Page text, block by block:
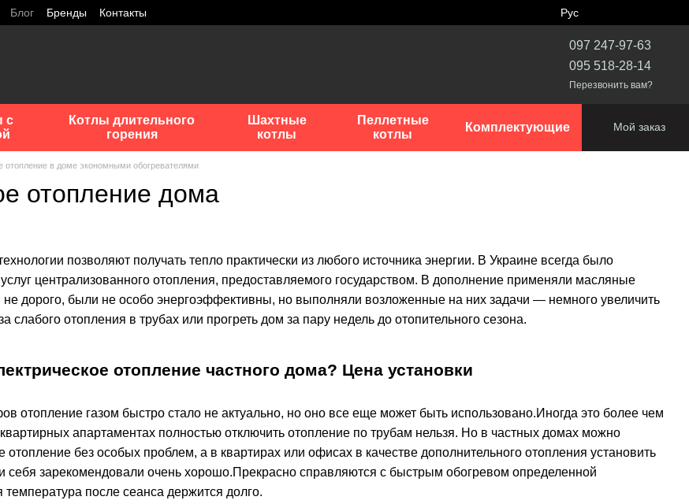
Блог Бренды Контакты Рус
097 247-97-63
095 518-28-14
Перезвонить вам?
с
Котлы длительного
горения
Шахтные
котлы
Пеллетные
котлы
Комплектующие Мой заказ
отопление в доме экономными обогревателями
отопление дома
позволяют получать тепло практически из любого источника энергии. В Украине всегда было
централизованного отопления, предоставляемого государством. В дополнение применяли масляные
не дорого, были не особо энергоэффективны, но выполняли возложенные на них задачи — немного увеличить
слабого отопления в трубах или прогреть дом за пару недель до отопительного сезона.
отопление частного дома? Цена установки
отопление газом быстро стало не актуально, но оно все еще может быть использовано.Иногда это более чем
апартаментах полностью отключить отопление по трубам нельзя. Но в частных домах можно
отопление без особых проблем, а в квартирах или офисах в качестве дополнительного отопления установить
зарекомендовали очень хорошо.Прекрасно справляются с быстрым обогревом определенной
после сеанса держится долго.